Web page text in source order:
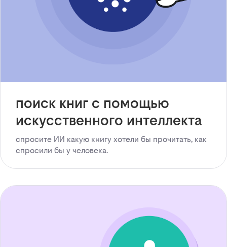
поиск книг с помощью
искусственного интеллекта
спросите ИИ какую книгу хотели бы прочитать, как
спросили бы у человека.